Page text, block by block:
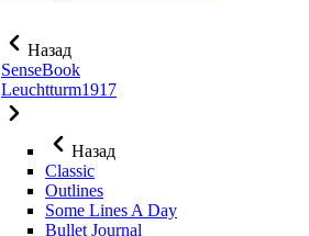
Назад
SenseBook
Leuchtturm1917
Назад
Classic
Outlines
Some Lines A Day
Bullet Journal